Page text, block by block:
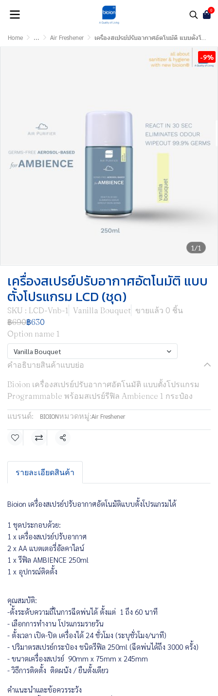
0
Home ... Air Freshener เครื่องสเปรย์ปรับอากาศอัตโนมัติ แบบตั้งโปรแกรม LCD (ชุด)
1/1
-9%
เครื่องสเปรย์ปรับอากาศอัตโนมัติ แบบ
ตั้งโปรแกรม LCD (ชุด)
SKU : LCD-Vnb-1 Vanilla Bouquet ขายแล้ว 0 ชิ้น
฿690฿630
Option name 1
Vanilla Bouquet
คำอธิบายสินค้าแบบย่อ
Bioion เครื่องสเปรย์ปรับอากาศอัตโนมัติ แบบตั้งโปรแกรม
Programmable พร้อมสเปรย์รีฟิล Ambience 1 กระป๋อง
แบรนด์: BIOIONหมวดหมู่:Air Freshener
แชร์
รายละเอียดสินค้า
Bioion เครื่องสเปรย์ปรับอากาศอัตโนมัติแบบตั้งโปรแกรมได้
1 ชุดประกอบด้วย:
1 x เครื่องสเปรย์ปรับอากาศ
2 x AA แบตเตอรี่อัลคาไลน์
1 x รีฟิล AMBIENCE 250ml
1 x อุปกรณ์ติดตั้ง
คุณสมบัติ:
-ตั้งระดับความถี่ในการฉีดพ่นได้ ตั้งแต่ 1 ถึง 60 นาที
- เลือกการทำงาน โปรแกรมรายวัน
- ตั้งเวลา เปิด-ปิด เครื่องได้ 24 ชั่วโมง (ระบุชั่วโมง/นาที)
- ปริมาตรสเปรย์กระป๋อง ชนิดรีฟิล 250ml (ฉีดพ่นได้ถึง 3000 ครั้ง)
- ขนาดเครื่องสเปรย์ 90mm x 75mm x 245mm
- วิธีการติดตั้ง ติดผนัง / ยืนตั้งเดียว
คำแนะนำและข้อควรระวัง